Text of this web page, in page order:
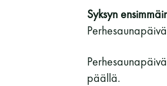
Syksyn
päällä.